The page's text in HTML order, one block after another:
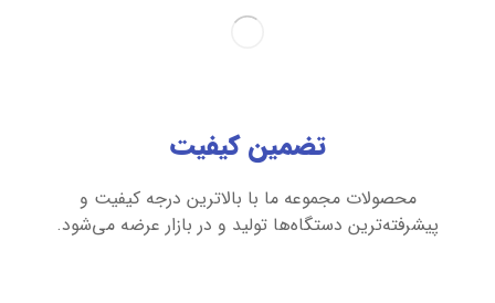
تضمین کیفیت
محصولات مجموعه ما با بالاترین درجه کیفیت و
پیشرفته‌ترین دستگاه‌ها تولید و در بازار عرضه می‌شود.